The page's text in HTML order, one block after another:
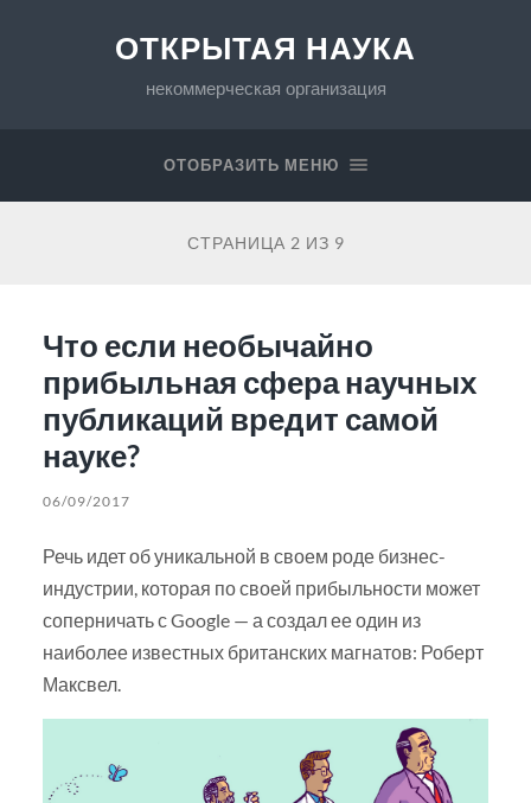
ОТКРЫТАЯ НАУКА
некоммерческая организация
ОТОБРАЗИТЬ МЕНЮ
СТРАНИЦА 2 ИЗ 9
Что если необычайно
прибыльная сфера научных
публикаций вредит самой
науке?
06/09/2017
Речь идет об уникальной в своем роде бизнес-
индустрии, которая по своей прибыльности может
соперничать с Google — а создал ее один из
наиболее известных британских магнатов: Роберт
Максвел.